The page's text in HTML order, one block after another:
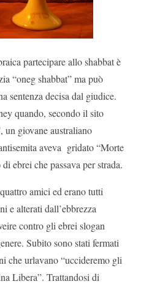
partecipare allo shabbat è
“oneg shabbat” ma può
sentenza decisa dal giudice.
quando, secondo il sito
un giovane australiano
aveva gridato “Morte
ebrei che passava per strada.
amici ed erano tutti
e alterati dall’ebbrezza
contro gli ebrei slogan
Subito sono stati fermati
che urlavano “uccideremo gli
Libera”. Trattandosi di